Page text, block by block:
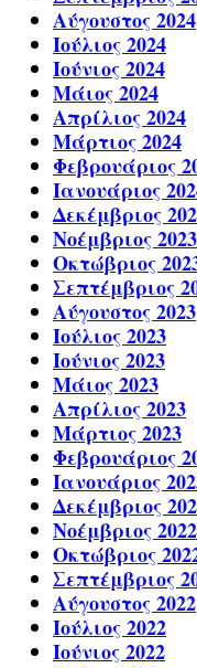
Αύγουστος 2024
Ιούλιος 2024
Ιούνιος 2024
Μάιος 2024
Απρίλιος 2024
Μάρτιος 2024
Φεβρουάριος
Ιανουάριος
Δεκέμβριος
Νοέμβριος 2023
Οκτώβριος
Σεπτέμβριος
Αύγουστος 2023
Ιούλιος 2023
Ιούνιος 2023
Μάιος 2023
Απρίλιος 2023
Μάρτιος 2023
Φεβρουάριος
Ιανουάριος
Δεκέμβριος
Νοέμβριος 2022
Οκτώβριος
Σεπτέμβριος
Αύγουστος 2022
Ιούλιος 2022
Ιούνιος 2022